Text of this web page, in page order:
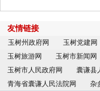
友情链接
玉树州政府网 玉树党建网
玉树旅游网
玉树市新闻网
玉树市人民政府网
囊谦县
青海省囊谦人民法院网
杂